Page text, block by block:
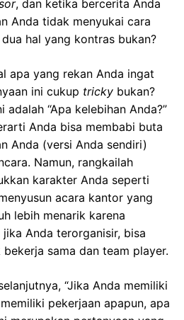
, dan ketika bercerita Anda
Anda tidak menyukai cara
dua hal yang kontras bukan?
apa yang rekan Anda ingat
ini cukup tricky bukan?
“Apa kelebihan Anda?”
Anda bisa membabi buta
Anda (versi Anda sendiri)
Namun, rangkailah
karakter Anda seperti
acara kantor yang
lebih menarik karena
Anda terorganisir, bisa
sama dan team player.
“Jika Anda memiliki
pekerjaan apapun, apa